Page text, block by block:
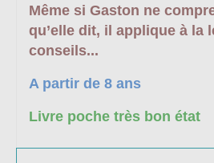
Même si Gaston ne
qu’elle dit, il applique à la
conseils...
A partir de 8 ans
Livre poche très bon état